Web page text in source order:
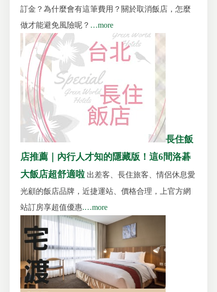
訂金？為什麼會有這筆費用？關於取消飯店，怎麼
做才能避免風險呢？ …more
長住飯
店推薦｜內行人才知的隱藏版！這6間洛碁
大飯店超舒適啦 出差客、長住旅客、情侶休息愛
光顧的飯店品牌，近捷運站、價格合理，上官方網
站訂房享超值優惠.…more